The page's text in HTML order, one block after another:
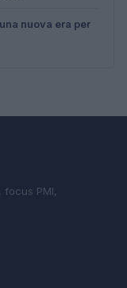
nuova era per
PMI,